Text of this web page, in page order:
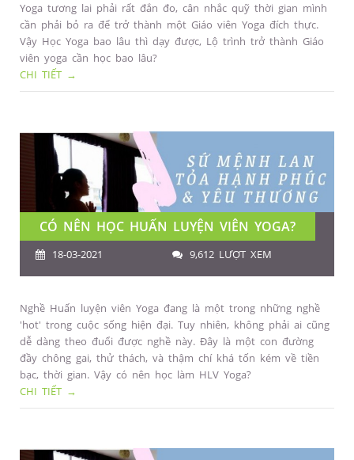
Yoga tương lai phải rất đắn đo, cân nhắc quỹ thời gian mình
cần phải bỏ ra để trở thành một Giáo viên Yoga đích thực.
Vậy Học Yoga bao lâu thì dạy được, Lộ trình trở thành Giáo
viên yoga cần học bao lâu?
CHI TIẾT →
CÓ NÊN HỌC HUẤN LUYỆN VIÊN YOGA?
18-03-2021 9,612 LƯỢT XEM
Nghề Huấn luyện viên Yoga đang là một trong những nghề
'hot' trong cuộc sống hiện đại. Tuy nhiên, không phải ai cũng
dễ dàng theo đuổi được nghề này. Đây là một con đường
đầy chông gai, thử thách, và thậm chí khá tốn kém về tiền
bạc, thời gian. Vậy có nên học làm HLV Yoga?
CHI TIẾT →